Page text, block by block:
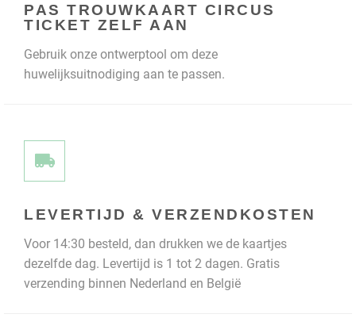
PAS TROUWKAART CIRCUS
TICKET ZELF AAN
Gebruik onze ontwerptool om deze
huwelijksuitnodiging aan te passen.
LEVERTIJD & VERZENDKOSTEN
Voor 14:30 besteld, dan drukken we de kaartjes
dezelfde dag. Levertijd is 1 tot 2 dagen. Gratis
verzending binnen Nederland en België